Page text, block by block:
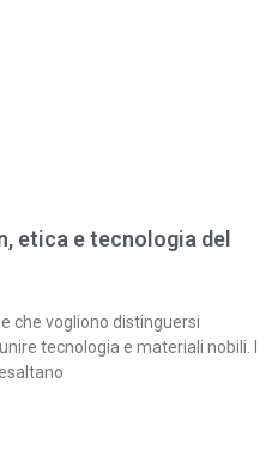
etica e tecnologia del
che vogliono distinguersi
tecnologia e materiali nobili. I